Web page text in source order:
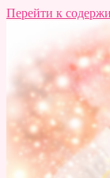
Перейти к